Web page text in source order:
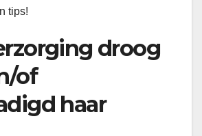
tips!
droog
of
haar